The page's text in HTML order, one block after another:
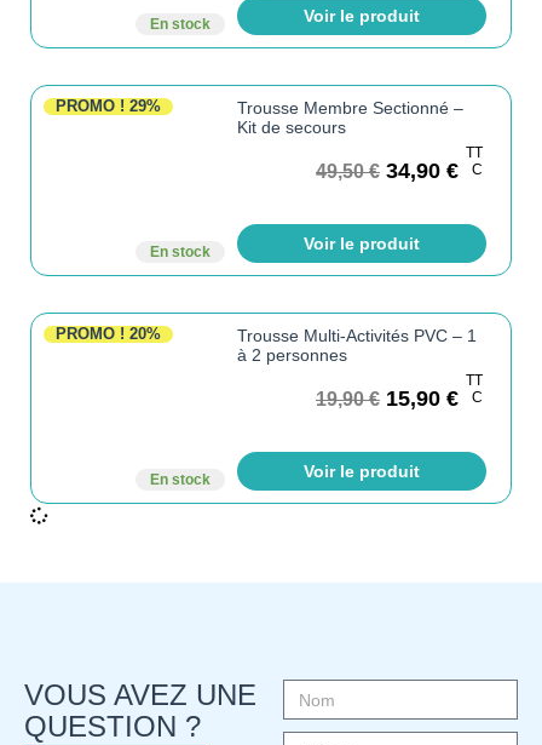
En stock Voir le produit
PROMO ! 29%
En stock
Trousse Membre Sectionné –
Kit de secours
49,50€ 34,90 €
TT
C
Voir le produit
PROMO ! 20%
En stock
Trousse Multi-Activités PVC – 1
à 2 personnes
19,90€ 15,90 €
TT
C
Voir le produit
VOUS AVEZ UNE
QUESTION ?